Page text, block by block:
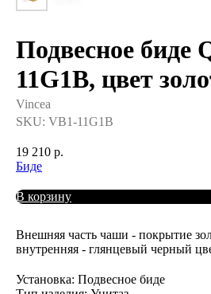
Подвесное биде
11G1B, цвет
Vincea
SKU: VB1-11G1B
19 210 р.
Биде
В корзину
Внешняя часть чаши - покрытие
внутренняя - глянцевый черный
Установка: Подвесное биде